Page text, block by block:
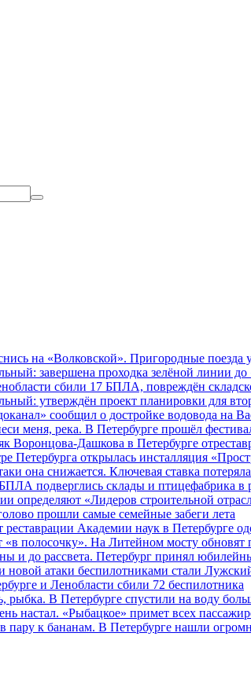
на «Волковской». Пригородные поезда
завершена проходка зелёной линии
сбили 17 БПЛА, повреждён
утверждён проект планировки для
сообщил о достройке водовода на
меня, река. В Петербурге прошёл
Воронцова-Дашкова в Петербурге
Петербурга открылась инсталляция
она снижается. Ключевая ставка
подверглись склады и птицефабрика в
определяют «Лидеров строительной
прошли самые семейные забеги лета
реставрации Академии наук в Петербурге
«в полосочку». На Литейном мосту обновят
и до рассвета. Петербург принял
новой атаки беспилотниками стали
и Ленобласти сбили 72 беспилотника
рыбка. В Петербурге спустили на воду
настал. «Рыбацкое» примет всех
пару к бананам. В Петербурге нашли